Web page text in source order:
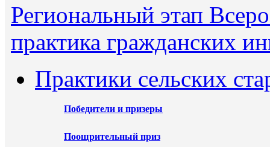
Региональный этап
практика гражданских
Практики сельских
Победители и призеры
Поощрительный приз